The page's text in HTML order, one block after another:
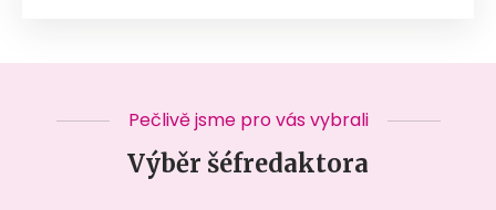
Pečlivě jsme pro vás vybrali
Výběr šéfredaktora